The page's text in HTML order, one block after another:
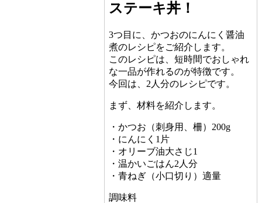
ステーキ丼！
3つ目に、かつおのにんにく醤油
煮のレシピをご紹介します。
このレシピは、短時間でおしゃれ
な一品が作れるのが特徴です。
今回は、2人分のレシピです。
まず、材料を紹介します。
・かつお（刺身用、柵）200g
・にんにく1片
・オリーブ油大さじ1
・温かいごはん2人分
・青ねぎ（小口切り）適量
調味料